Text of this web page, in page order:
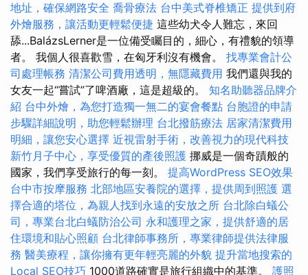
地址，確保網路安全 喬骨療法 台中美式脊椎矯正 提供到府
外燴服務，讓活動更輕鬆便捷 這些幼犬令人難忘，來回
舔...BalázsLerner是一位備受矚目的，細心，有禮貌的領導
者。 我個人很喜歡雪，在匈牙利沒有機會。 找專業會計公
司處理帳務 清潔公司費用透明，無隱藏費用 我們還與我的
女友一起“嘗試”了啤酒廠，這是超級的。 知名助聽器品牌介
紹 台中外燴，為您打造獨一無二的宴會餐點 台胞證的申請
步驟詳細說明，助您輕鬆辦理 台北撥筋療法 居家清潔費用
明細，讓您安心選擇 近視雷射手術，改善視力的現代科技
新竹月子中心，享受優質的產後照護 挪威是一個奇蹟般的
國家，我們享受旅行的每一刻。 提高WordPress SEO效果
台中市按摩服務 北部地區安養院的選擇，提供周到照護 選
擇合適的塔位，為親人找到永遠的安放之所 台北除白蟻公
司，專業台北白蟻防治公司 永和護理之家，提供舒適的居
住環境和貼心照顧 台北律師事務所，專業律師提供法律服
務 醫美療程，讓你擁有更年輕亮麗的外貌 提升當地搜索的
Local SEO技巧 1000道路確實是旅行組織中的基準。 護照